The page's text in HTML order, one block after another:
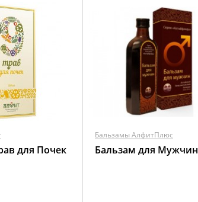
для Почек
Бальзамы АлфитПлюс
Бальзам для Мужчин